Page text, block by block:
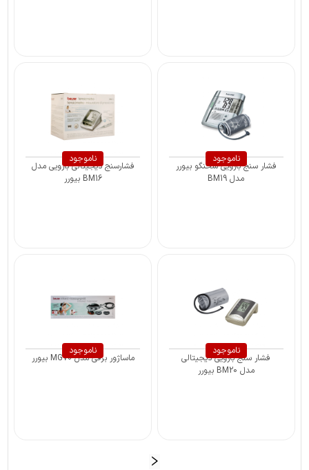
ناموجود
فشار سنج بازویی سخنگو بیورر
مدل BM19
ناموجود
فشارسنج دیجیتالی بازویی مدل
BM16 بیورر
ناموجود
فشار سنج بازویی دیجیتالی
مدل BM20 بیورر
ناموجود
ماساژور برقی مدل MG70 بیورر